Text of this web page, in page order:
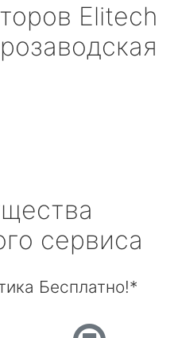
Elitech
сервиса
Бесплатно!*